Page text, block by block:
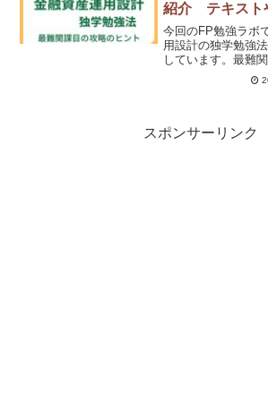
紹介 テキスト
今回のFP勉強ラボ
用設計の独学勉強
しています。最難
強するのにおすす
間についても解説
スポンサーリンク